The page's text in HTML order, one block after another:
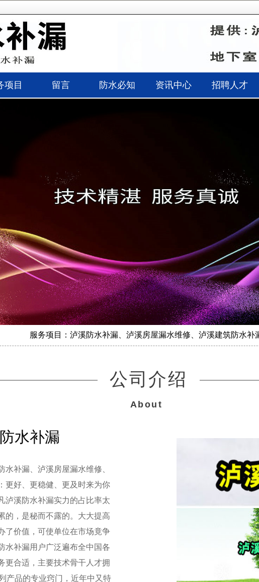
项目 留言 防水必知 资讯中心 招聘人才
服务项目：泸溪防水补漏、泸溪房屋漏水维修、泸溪建筑防水补
公司介绍
About
水补漏
补漏、泸溪房屋漏水维修、
更好、更稳健、更及时来为你
泸溪防水补漏实力的占比率太
的，是秘而不露的。大大提高
了价值，可使单位在市场竟争
水补漏用户广泛遍布全中国各
更合适，主要技术骨干人才拥
产品的专业窍门，近年中又特